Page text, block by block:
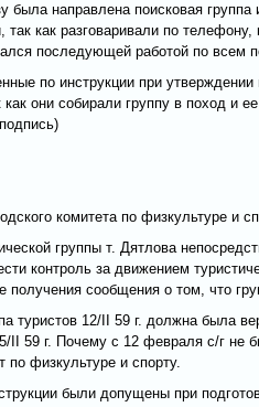
была направлена поисковая
так как разговаривали по
последующей работой по всем
по инструкции при
они собирали группу в поход и
комитета по физкультуре
группы т. Дятлова
контроль за движением
получения сообщения о том, что
туристов 12/II 59 г. должна была
II 59 г. Почему с 12 февраля с/г не
по физкультуре и спорту.
были допущены при